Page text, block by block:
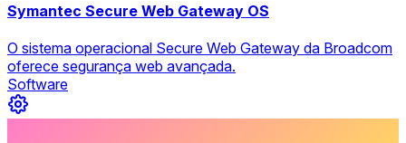
Symantec Secure Web Gateway OS
O sistema operacional Secure Web Gateway da Broadcom
oferece segurança web avançada.
Software